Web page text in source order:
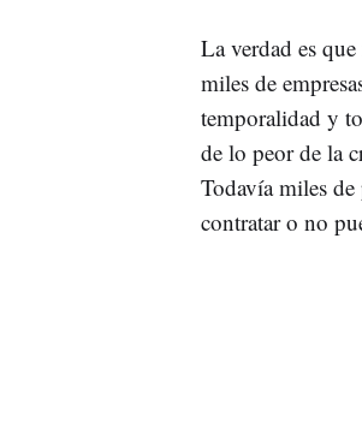
La verdad es que
miles de
temporalidad y
de lo peor de la
Todavía miles
contratar o no